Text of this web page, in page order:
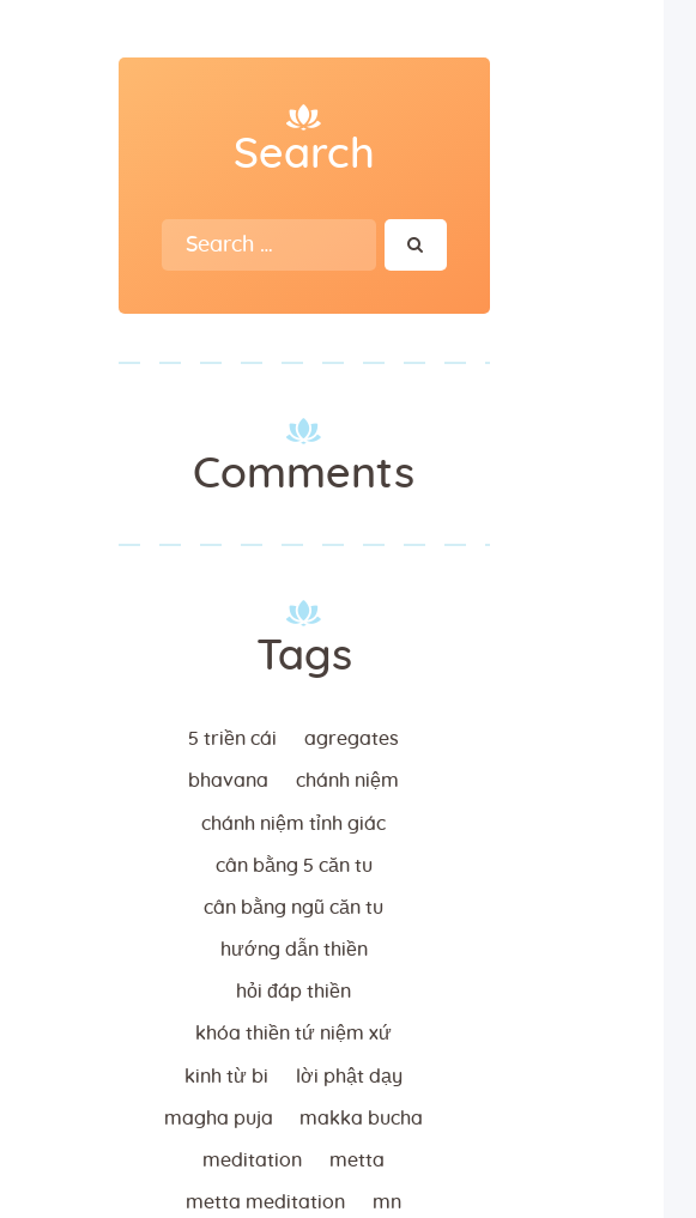
Search
Search
for:
Comments
Tags
5 triền cái agregates
bhavana chánh niệm
chánh niệm tỉnh giác
cân bằng 5 căn tu
cân bằng ngũ căn tu
hướng dẫn thiền
hỏi đáp thiền
khóa thiền tứ niệm xứ
kinh từ bi lời phật dạy
magha puja makka bucha
meditation metta
metta meditation mn